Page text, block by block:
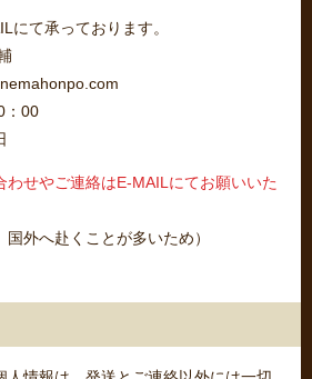
にて承っております。
：00
せやご連絡はE-MAILにてお願いいた
国外へ赴くことが多いため）